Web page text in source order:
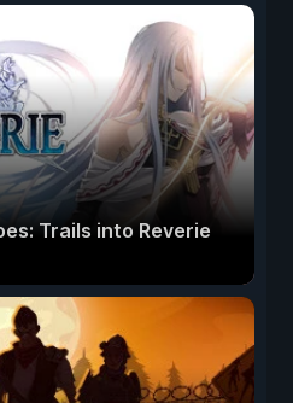
Trails into Reverie